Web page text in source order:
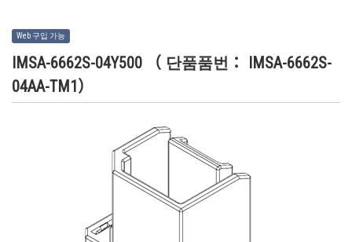
Web 구입 가능
IMSA-6662S-04Y500 （ 단품품번： IMSA-6662S-
04AA-TM1）